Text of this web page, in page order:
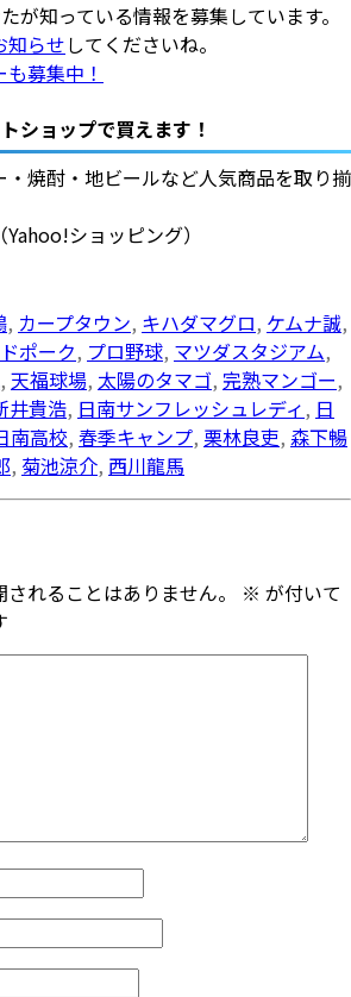
が知っている情報を募集しています。
知らせしてくださいね。
ショップで買えます！
焼酎・地ビールなど人気商品を取り揃
（Yahoo!ショッピング）
, カープタウン, キハダマグロ, ケムナ誠,
ポーク, プロ野球, マツダスタジアム,
, 天福球場, 太陽のタマゴ, 完熟マンゴー,
井貴浩, 日南サンフレッシュレディ , 日
南高校, 春季キャンプ, 栗林良吏, 森下暢
, 菊池涼介, 西川龍馬
れることはありません。 ※ が付いて